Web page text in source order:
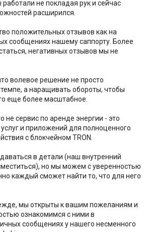
не покладая рук и сейчас
расширился.
положительных отзывов как на
сообщениях нашему саппорту. Более
негативных отзывов мы не
волевое решение не просто
а наращивать обороты, чтобы
еще более масштабное.
не сервис по аренде энергии - это
и приложений для полноценного
с блокчейном TRON.
в детали (наш внутренний
но мы можем с уверенностью
каждый сможет найти то, что для него
мы открыты к вашим пожеланиям и
ознакомимся с ними в
сообщениях у нашего несменного